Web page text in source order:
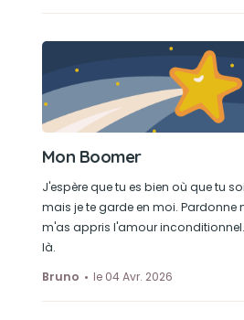
Mon Boomer
J'espère que tu es bien où que tu
mais je te garde en moi. Pardonne
m'as appris l'amour
là.
Bruno
le 04 Avr. 2026